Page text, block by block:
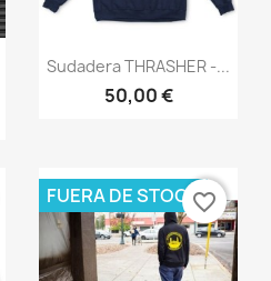
Vista rápida
Sudadera THRASHER -...
50,00 €
FUERA DE STOCKfavorite_border